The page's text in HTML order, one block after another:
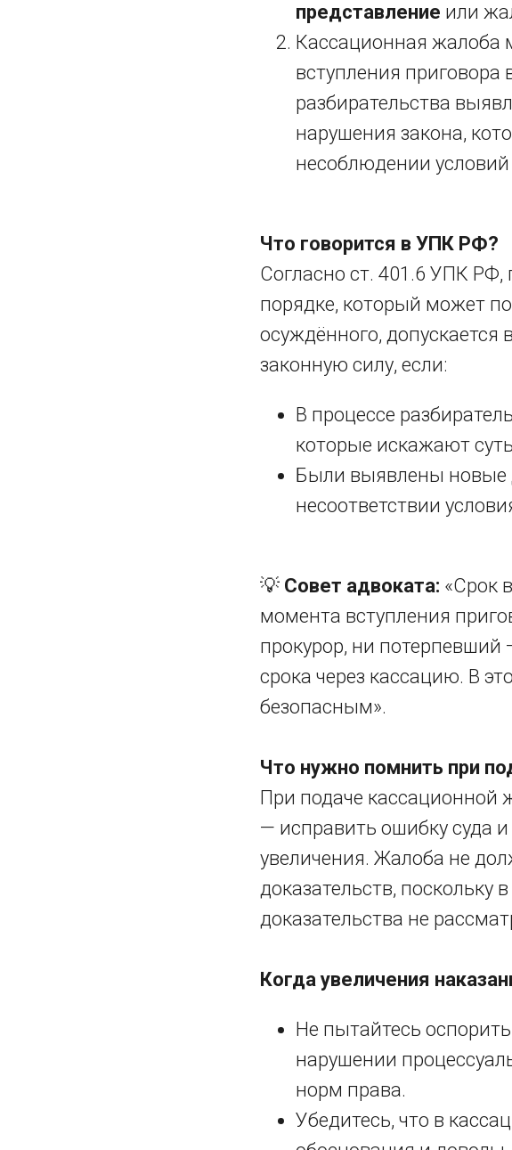
представление или
Кассационная жалоба
вступления приговора
разбирательства
нарушения закона,
несоблюдении условий
Что говорится в УПК РФ?
Согласно ст. 401.6 УПК РФ,
порядке, который может
осуждённого, допускается
законную силу, если:
В процессе
которые искажают
Были выявлены новые
несоответствии
💡 Совет адвоката: «Срок
момента вступления
прокурор, ни
срока через кассацию. В
безопасным».
Что нужно помнить при
При подаче кассационной
— исправить ошибку суда
увеличения. Жалоба не
доказательств,
доказательства не
Когда увеличения
Не пытайтесь
нарушении
норм права.
Убедитесь, что в